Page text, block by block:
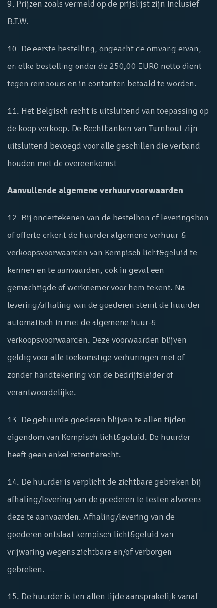
9. Prijzen zoals vermeld op de prijslijst zijn Inclusief
B.T.W.
10. De eerste bestelling, ongeacht de omvang ervan,
en elke bestelling onder de 250,00 EURO netto dient
tegen rembours en in contanten betaald te worden.
11. Het Belgisch recht is uitsluitend van toepassing op
de koop verkoop. De Rechtbanken van Turnhout zijn
uitsluitend bevoegd voor alle geschillen die verband
houden met de overeenkomst
Aanvullende algemene verhuurvoorwaarden
12. Bij ondertekenen van de bestelbon of leveringsbon
of offerte erkent de huurder algemene verhuur-&
verkoopsvoorwaarden van Kempisch licht&geluid te
kennen en te aanvaarden, ook in geval een
gemachtigde of werknemer voor hem tekent. Na
levering/afhaling van de goederen stemt de huurder
automatisch in met de algemene huur-&
verkoopsvoorwaarden. Deze voorwaarden blijven
geldig voor alle toekomstige verhuringen met of
zonder handtekening van de bedrijfsleider of
verantwoordelijke.
13. De gehuurde goederen blijven te allen tijden
eigendom van Kempisch licht&geluid. De huurder
heeft geen enkel retentierecht.
14. De huurder is verplicht de zichtbare gebreken bij
afhaling/levering van de goederen te testen alvorens
deze te aanvaarden. Afhaling/levering van de
goederen ontslaat kempisch licht&geluid van
vrijwaring wegens zichtbare en/of verborgen
gebreken.
15. De huurder is ten allen tijde aansprakelijk vanaf